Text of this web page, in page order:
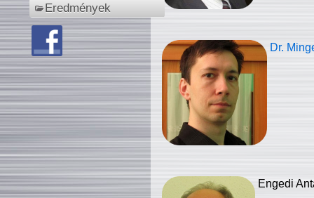
Eredmények
Dr.
Engedi